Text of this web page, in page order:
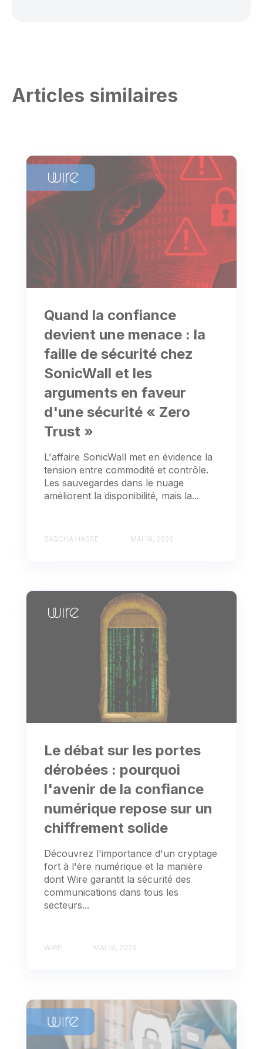
Articles similaires
Quand la confiance
devient une menace : la
faille de sécurité chez
SonicWall et les
arguments en faveur
d'une sécurité « Zero
Trust »
L'affaire SonicWall met en évidence la
tension entre commodité et contrôle.
Les sauvegardes dans le nuage
améliorent la disponibilité, mais la...
SASCHA HASSE MAI 19, 2026
Le débat sur les portes
dérobées : pourquoi
l'avenir de la confiance
numérique repose sur un
chiffrement solide
Découvrez l'importance d'un cryptage
fort à l'ère numérique et la manière
dont Wire garantit la sécurité des
communications dans tous les
secteurs...
WIRE MAI 19, 2026